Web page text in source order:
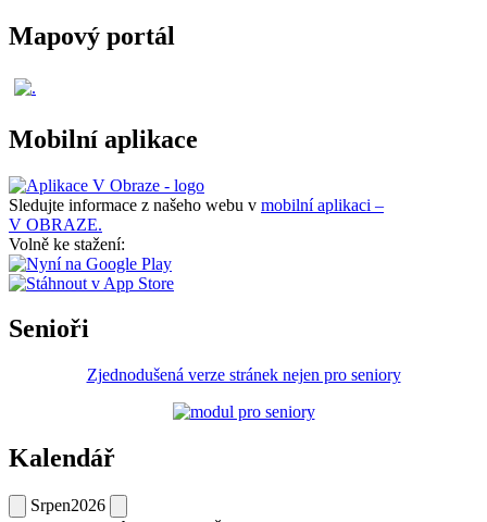
Mapový portál
Mobilní aplikace
Sledujte informace z našeho webu v mobilní aplikaci –
V OBRAZE.
Volně ke stažení:
Senioři
Zjednodušená verze stránek nejen pro seniory
Kalendář
Srpen2026